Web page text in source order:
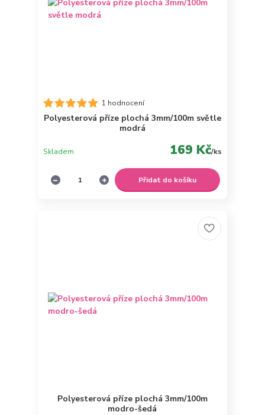
1 hodnocení
Polyesterová příze plochá 3mm/100m světle
modrá
169 Kč/ks
Skladem
Přidat do košíku
Polyesterová příze plochá 3mm/100m
modro-šedá